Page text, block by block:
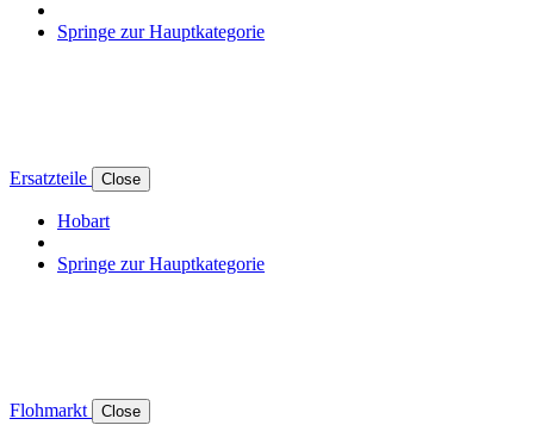
Springe zur Hauptkategorie
Ersatzteile Close
Hobart
Springe zur Hauptkategorie
Flohmarkt Close